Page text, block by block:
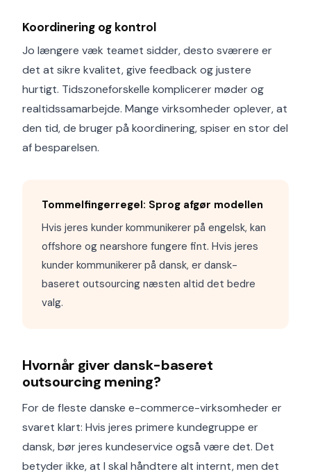
Koordinering og kontrol
Jo længere væk teamet sidder, desto sværere er
det at sikre kvalitet, give feedback og justere
hurtigt. Tidszoneforskelle komplicerer møder og
realtidssamarbejde. Mange virksomheder oplever, at
den tid, de bruger på koordinering, spiser en stor del
af besparelsen.
Tommelfingerregel: Sprog afgør modellen
Hvis jeres kunder kommunikerer på engelsk, kan
offshore og nearshore fungere fint. Hvis jeres
kunder kommunikerer på dansk, er dansk-
baseret outsourcing næsten altid det bedre
valg.
Hvornår giver dansk-baseret
outsourcing mening?
For de fleste danske e-commerce-virksomheder er
svaret klart: Hvis jeres primere kundegruppe er
dansk, bør jeres kundeservice også være det. Det
betyder ikke, at I skal håndtere alt internt, men det